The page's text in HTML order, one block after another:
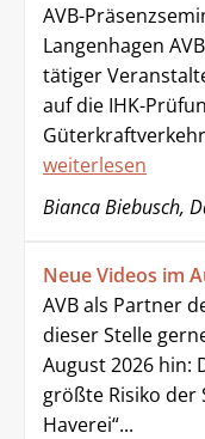
AVB-
Langenhagen
tätiger
auf die IHK-
weiterlesen
Bianca Biebusch,
Neue Videos im
AVB als Partner
dieser Stelle
August 2026 hin:
größte Risiko der
Haverei“...